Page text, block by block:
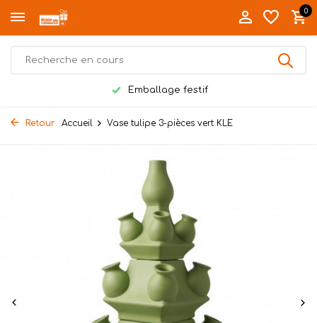
0
Emballage festif
Retour Accueil Vase tulipe 3-pièces vert KLE